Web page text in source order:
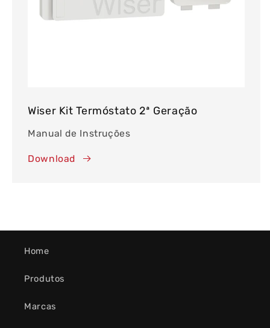
Wiser Kit Termóstato 2ª Geração
Manual de Instruções
Download
Home
Produtos
Marcas